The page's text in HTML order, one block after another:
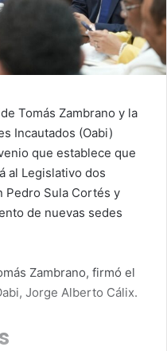
Tomás Zambrano y la
Incautados (Oabi)
que establece que
al Legislativo dos
Pedro Sula Cortés y
de nuevas sedes
Zambrano, firmó el
Jorge Alberto Cálix.